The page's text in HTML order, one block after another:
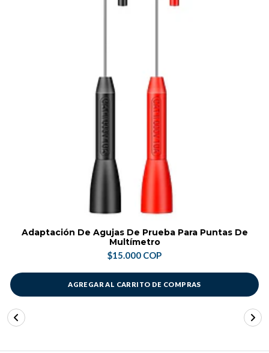
Adaptación De Agujas De Prueba Para Puntas De
Multímetro
$15.000 COP
AGREGAR AL CARRITO DE COMPRAS